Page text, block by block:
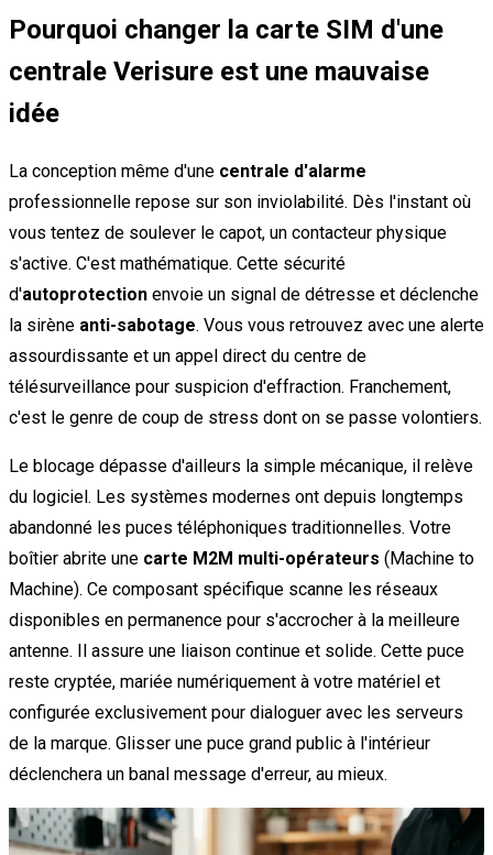
Pourquoi changer la carte SIM d'une
centrale Verisure est une mauvaise
idée
La conception même d'une centrale d'alarme
professionnelle repose sur son inviolabilité. Dès l'instant où
vous tentez de soulever le capot, un contacteur physique
s'active. C'est mathématique. Cette sécurité
d'autoprotection envoie un signal de détresse et déclenche
la sirène anti-sabotage. Vous vous retrouvez avec une alerte
assourdissante et un appel direct du centre de
télésurveillance pour suspicion d'effraction. Franchement,
c'est le genre de coup de stress dont on se passe volontiers.
Le blocage dépasse d'ailleurs la simple mécanique, il relève
du logiciel. Les systèmes modernes ont depuis longtemps
abandonné les puces téléphoniques traditionnelles. Votre
boîtier abrite une carte M2M multi-opérateurs (Machine to
Machine). Ce composant spécifique scanne les réseaux
disponibles en permanence pour s'accrocher à la meilleure
antenne. Il assure une liaison continue et solide. Cette puce
reste cryptée, mariée numériquement à votre matériel et
configurée exclusivement pour dialoguer avec les serveurs
de la marque. Glisser une puce grand public à l'intérieur
déclenchera un banal message d'erreur, au mieux.